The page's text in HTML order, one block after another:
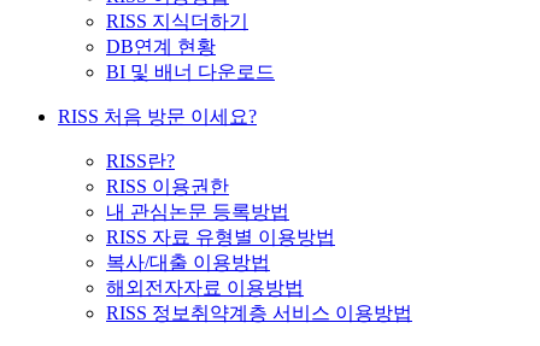
RISS 지식더하기
DB연계 현황
BI 및 배너 다운로드
RISS 처음 방문 이세요?
RISS란?
RISS 이용권한
내 관심논문 등록방법
RISS 자료 유형별 이용방법
복사/대출 이용방법
해외전자자료 이용방법
RISS 정보취약계층 서비스 이용방법